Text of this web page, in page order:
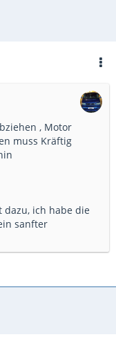
, Motor
muss Kräftig
dazu, ich habe die
sanfter